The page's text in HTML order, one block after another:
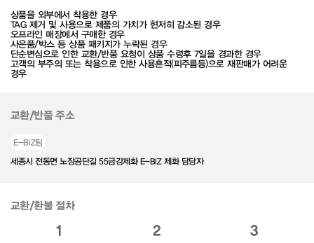
상품을 외부에서 착용한 경우
TAG 제거 및 사용으로 제품의 가치가 현저히 감소된 경우
오프라인 매장에서 구매한 경우
사은품/박스 등 상품 패키지가 누락된 경우
단순변심으로 인한 교환/반품 요청이 상품 수령후 7일을 경과한 경우
고객의 부주의 또는 착용으로 인한 사용흔적(피주름등)으로 재판매가 어려운
경우
교환/반품 주소
E-BIZ팀
세종시 전동면 노장공단길 55금강제화 E-BIZ 제화 담당자
교환/환불 절차
1 2 3